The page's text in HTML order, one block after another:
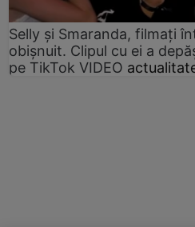
Selly și Smaranda, filmați
obișnuit. Clipul cu ei a
pe TikTok VIDEO